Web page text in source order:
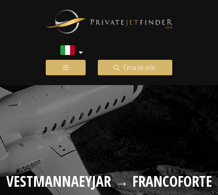
Cerca un volo
VESTMANNAEYJAR → FRANCOFORTE